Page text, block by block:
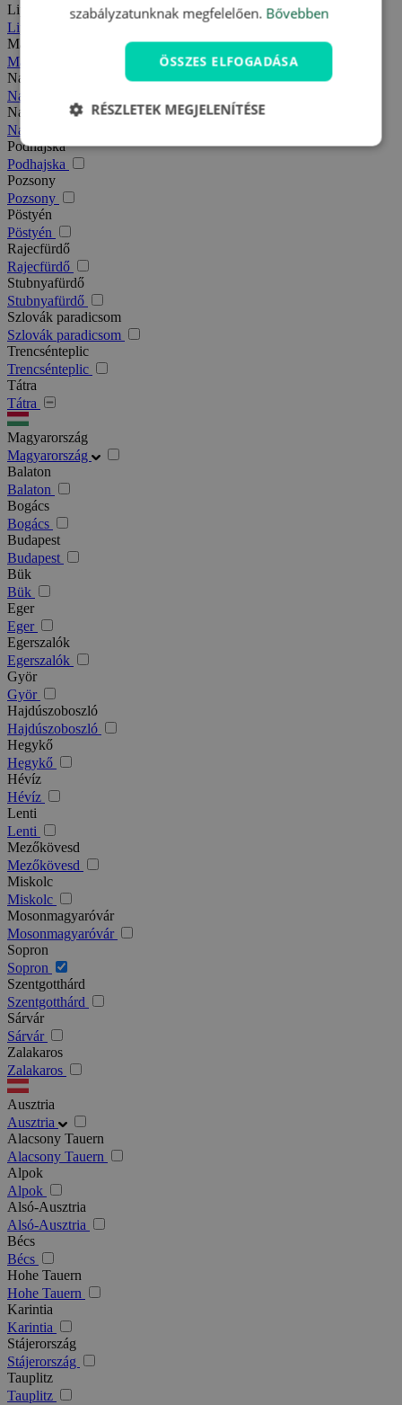
Liptó
Liptó
Magas-Tátra
Magas-Tátra
Nagy-Fátra
Nagy-Fátra
Nagymegyer
Nagymegyer
Podhajska
Podhajska
Pozsony
Pozsony
Pöstyén
Pöstyén
Rajecfürdő
Rajecfürdő
Stubnyafürdő
Stubnyafürdő
Szlovák paradicsom
Szlovák paradicsom
Trencsénteplic
Trencsénteplic
Tátra
Tátra
Magyarország
Magyarország
Balaton
Balaton
Bogács
Bogács
Budapest
Budapest
Bük
Bük
Eger
Eger
Egerszalók
Egerszalók
Györ
Györ
Hajdúszoboszló
Hajdúszoboszló
Hegykő
Hegykő
Hévíz
Hévíz
Lenti
Lenti
Mezőkövesd
Mezőkövesd
Miskolc
Miskolc
Mosonmagyaróvár
Mosonmagyaróvár
Sopron
Sopron
Szentgotthárd
Szentgotthárd
Sárvár
Sárvár
Zalakaros
Zalakaros
Ausztria
Ausztria
Alacsony Tauern
Alacsony Tauern
Alpok
Alpok
Alsó-Ausztria
Alsó-Ausztria
Bécs
Bécs
Hohe Tauern
Hohe Tauern
Karintia
Karintia
Stájerország
Stájerország
Tauplitz
Tauplitz
szabályzatunknak megfelelően. Bővebben
ÖSSZES ELFOGADÁSA
RÉSZLETEK MEGJELENÍTÉSE